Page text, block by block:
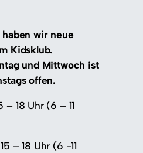
wir neue
Kidsklub.
und Mittwoch ist
offen.
– 18 Uhr (6 – 11
– 18 Uhr (6 -11